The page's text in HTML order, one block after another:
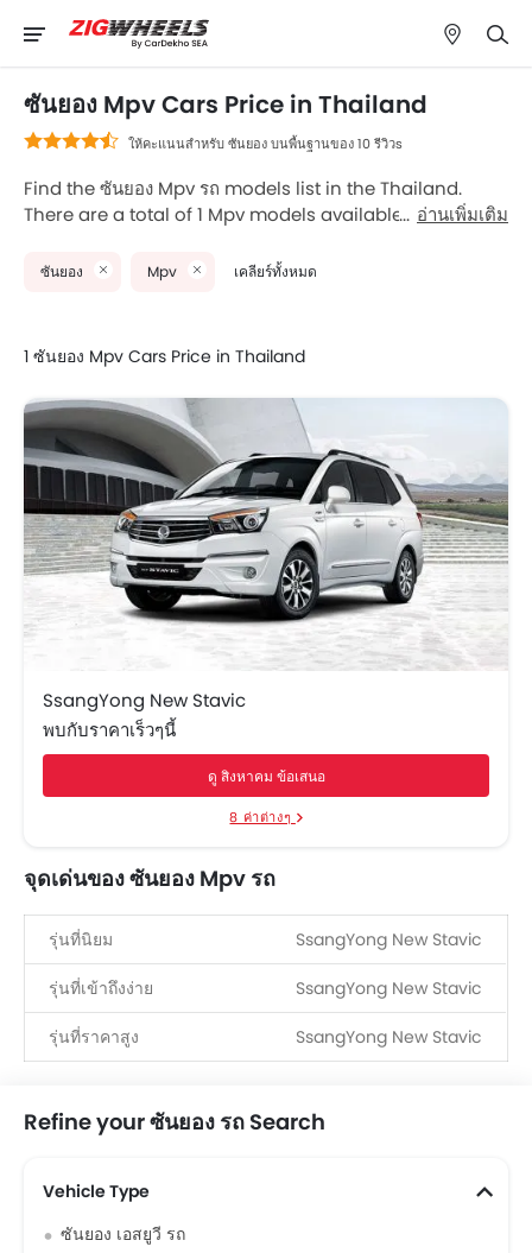
ซันยอง Mpv Cars Price in Thailand
ให้คะแนนสำหรับ ซันยอง บนพื้นฐานของ 10 รีวิวs
Find the ซันยอง Mpv รถ models list in the Thailand.
There are a total of 1 Mpv models available for sale.
models among Thailand รถ buyers. The lowest-priced
2026, which retails at ฿0. Please select your desired รถ
models from the list below to know the complete price
list in your city, promos, variants, specs, photos, fuel
consumption, and review.
อ่านเพิ่มเติม
ซันยอง Mpv เคลียร์ทั้งหมด
1 ซันยอง Mpv Cars Price in Thailand
SsangYong New Stavic
พบกับราคาเร็วๆนี้
ดู สิงหาคม ข้อเสนอ
8 ค่าต่างๆ
จุดเด่นของ ซันยอง Mpv รถ
รุ่นที่นิยม SsangYong New Stavic
รุ่นที่เข้าถึงง่าย SsangYong New Stavic
รุ่นที่ราคาสูง SsangYong New Stavic
Refine your ซันยอง รถ Search
Vehicle Type
ซันยอง เอสยูวี รถ